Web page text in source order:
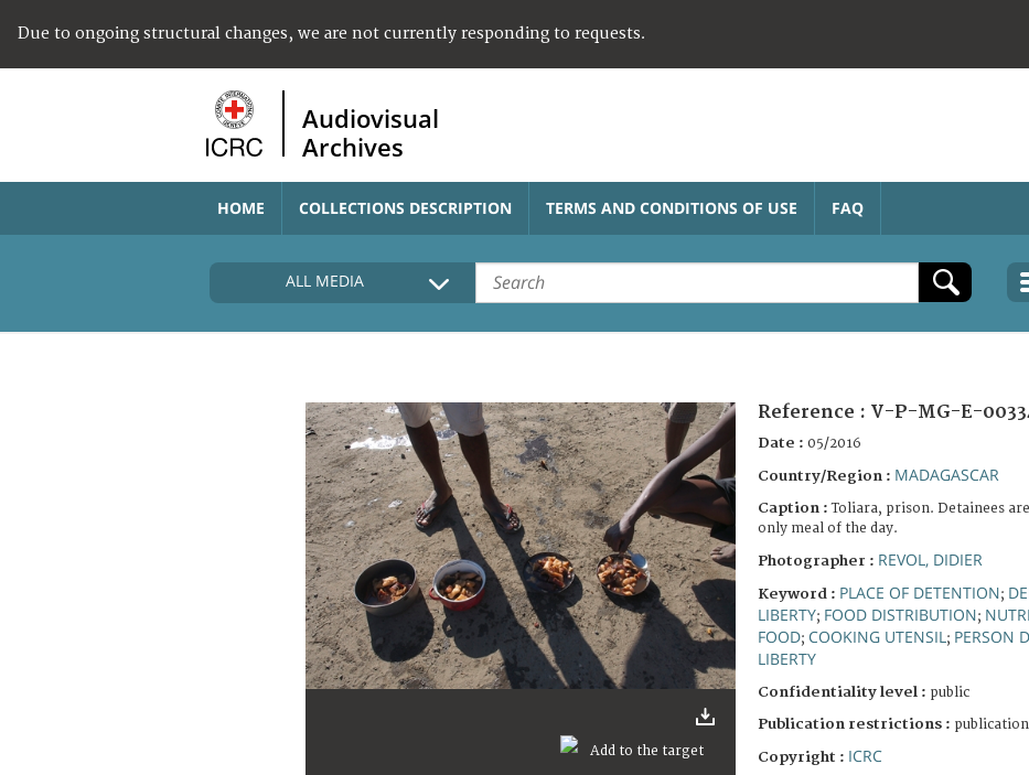
Due to ongoing structural changes, we are not currently responding to requests.
Audiovisual
Archives
HOME COLLECTIONS DESCRIPTION TERMS AND CONDITIONS OF USE FAQ
ALL MEDIA
Reference : V-P-MG-E-
Date : 05/2016
Country/Region : MADAGASCAR
Caption :Toliara, prison. Detainees
only meal of the day.
Photographer : REVOL, DIDIER
Keyword : PLACE OF DETENTION;
LIBERTY; FOOD DISTRIBUTION;
FOOD; COOKING UTENSIL ; PERSON
LIBERTY
Confidentiality level : public
Publication restrictions :
Copyright : ICRC